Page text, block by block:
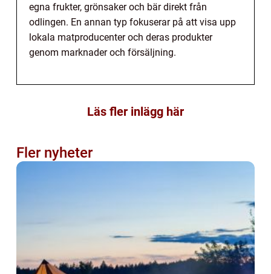
egna frukter, grönsaker och bär direkt från
odlingen. En annan typ fokuserar på att visa upp
lokala matproducenter och deras produkter
genom marknader och försäljning.
Läs fler inlägg här
Fler nyheter